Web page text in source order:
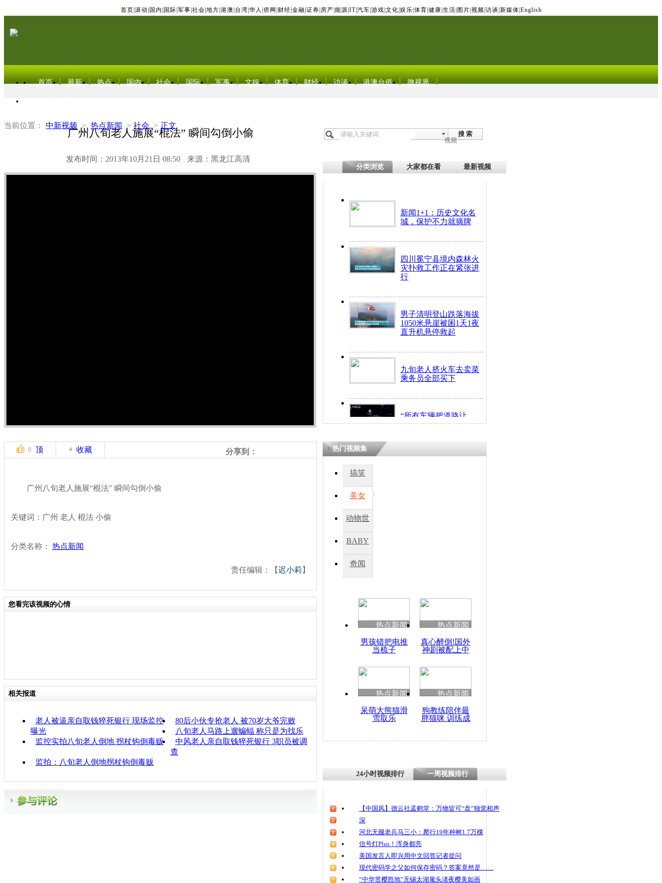
首页 滚动 国内 国际 军事 社会 地方 港澳 台湾 华人 侨网 财经 金融 证券 房产 能源 IT| 汽车 游戏 文化 娱乐 体育 健康 生活 图片 视频 访谈 新媒体 English
首页 最新 热点 国内 社会 国际 军事 文娱 体育 财经 访谈 港澳台侨 微视界
当前位置： 中新视频 > 热点新闻 > 社会 > 正文
广州八旬老人施展“棍法” 瞬间勾倒小偷
发布时间：2013年10月21日 08:50 来源：黑龙江高清
搜 索
视频
分类浏览 大家都在看 最新视频
新闻1+1：历史文化名
城，保护不力就摘牌
四川冕宁县境内森林火
灾扑救工作正在紧张进
行
男子清明登山跌落海拔
1050米悬崖被困1天1夜
直升机悬停救起
九旬老人挤火车去卖菜
乘务员全部买下
“所有车辆把道路让
开！”儿童突发疾病交
四川兴文苗乡上万人欢
度苗族花山节
清明祭英烈 哀思悼忠
广州八旬老人施展“棍
0 顶 收藏 分享到：
广州八旬老人施展“棍法” 瞬间勾倒小偷
关键词：广州 老人 棍法 小偷
分类名称： 热点新闻
责任编辑：【迟小莉 】
您看完该视频的心情
相关报道
老人被逼亲自取钱猝死银行 现场监控
曝光
80后小伙专抢老人 被70岁大爷完败
八旬老人马路上遛蝙蝠 称只是为找乐
监控实拍八旬老人倒地 拐杖钩倒毒贩
中风老人亲自取钱猝死银行 3职员被调
查
监拍：八旬老人倒地拐杖钩倒毒贩
热门视频集
搞笑
美女
动物世
BABY
秀
奇闻
热点新闻
男孩错把电推
当梳子
热点新闻
真心醉倒!国外
神剧被配上中
热点新闻
呆萌大熊猫滑
雪取乐
热点新闻
狗教练陪伴最
胖猫咪 训练成
24小时视频排行 一周视频排行
【中国风】德云社孟鹤堂：万物皆可“盘”独觉相声
深
河北无腿老兵马三小：爬行19年种树1.7万棵
信号灯Plus！浑身都亮
美国发言人即兴用中文回答记者提问
现代密码学之父如何保存密码？答案竟然是……
“中华赏樱胜地”无锡太湖鼋头渚夜樱美如画